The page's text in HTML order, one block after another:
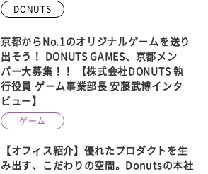
DONUTS
京都からNo.1のオリジナルゲームを送り
出そう！ DONUTS GAMES、京都メン
バー大募集！！ 【株式会社DONUTS 執
行役員 ゲーム事業部長 安藤武博インタ
ビュー】
ゲーム
【オフィス紹介】優れたプロダクトを生
み出す、こだわりの空間。Donutsの本社